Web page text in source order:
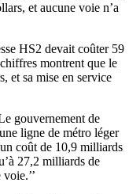
et aucune voie n’a
HS2 devait coûter 59
montrent que le
et sa mise en service
gouvernement de
ligne de métro léger
coût de 10,9 milliards
27,2 milliards de